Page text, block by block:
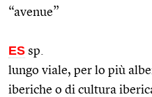
“avenue”
ES sp.
lungo viale, per lo più
iberiche o di cultura